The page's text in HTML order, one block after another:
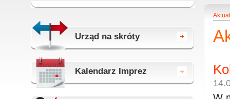
Urząd na skróty
Kalendarz Imprez